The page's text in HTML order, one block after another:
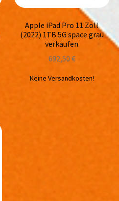
Apple iPad Pro 11 Zoll
(2022) 1TB 5G space grau
verkaufen
692,50 €
Keine Versandkosten!